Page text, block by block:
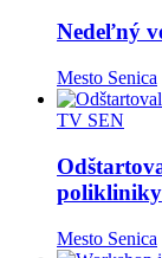
Nedeľný
Mesto Senica
TV SEN
polikliniky
Mesto Senica